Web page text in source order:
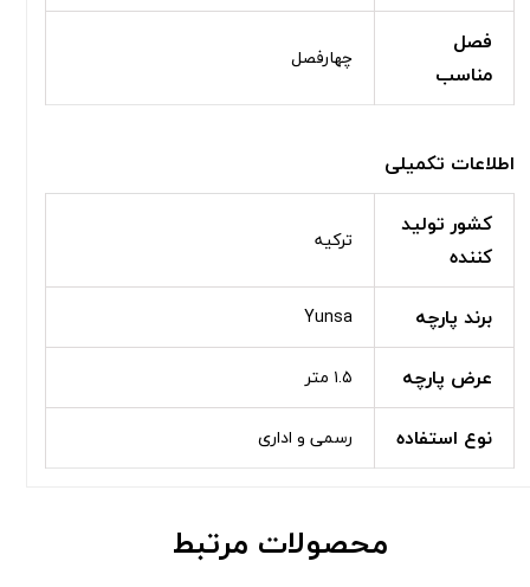
فصل
مناسب
چهارفصل
اطلاعات تکمیلی
کشور تولید
کننده
ترکیه
برند پارچه Yunsa
عرض پارچه ۱.۵ متر
نوع استفاده رسمی و اداری
محصولات مرتبط